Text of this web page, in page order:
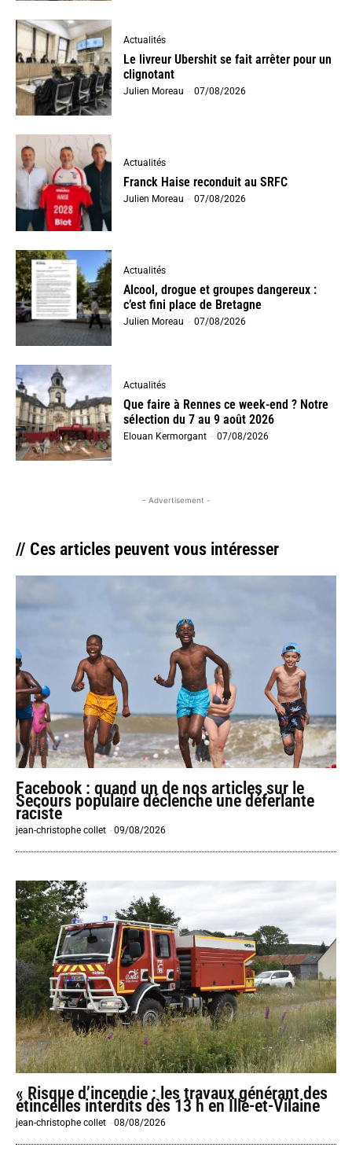
Actualités
Le livreur Ubershit se fait arrêter pour un
clignotant
Julien Moreau - 07/08/2026
Actualités
Franck Haise reconduit au SRFC
Julien Moreau - 07/08/2026
Actualités
Alcool, drogue et groupes dangereux :
c’est fini place de Bretagne
Julien Moreau - 07/08/2026
Actualités
Que faire à Rennes ce week-end ? Notre
sélection du 7 au 9 août 2026
Elouan Kermorgant - 07/08/2026
- Advertisement -
// Ces articles peuvent vous intéresser
Facebook : quand un de nos articles sur le
Secours populaire déclenche une déferlante
raciste
jean-christophe collet -09/08/2026
« Risque d’incendie : les travaux générant des
étincelles interdits dès 13 h en Ille-et-Vilaine
jean-christophe collet -08/08/2026